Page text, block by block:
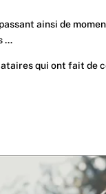
ainsi de
…
qui ont fait de